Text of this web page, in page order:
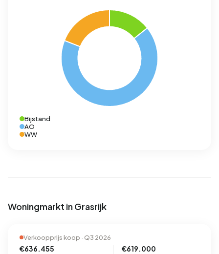
Bijstand
AO
WW
Woningmarkt in Grasrijk
Verkoopprijs koop · Q3 2026
€636.455 €619.000